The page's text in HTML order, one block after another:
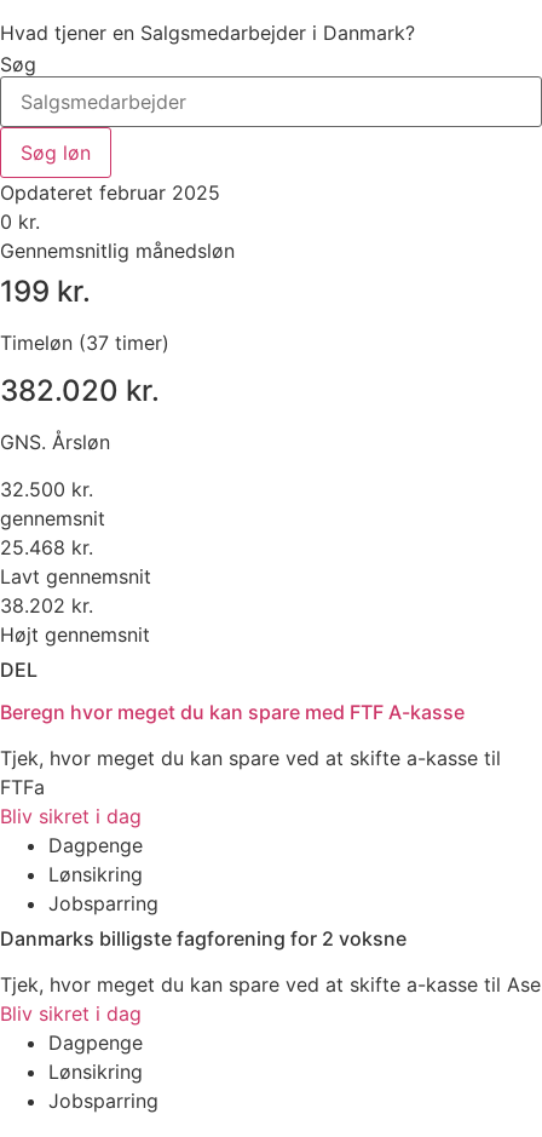
Hvad tjener en Salgsmedarbejder i Danmark?
Søg
Søg løn
Opdateret februar 2025
0 kr.
Gennemsnitlig månedsløn
199 kr.
Timeløn (37 timer)
382.020 kr.
GNS. Årsløn
32.500 kr.
gennemsnit
25.468 kr.
Lavt gennemsnit
38.202 kr.
Højt gennemsnit
DEL
Beregn hvor meget du kan spare med FTF A-kasse
Tjek, hvor meget du kan spare ved at skifte a-kasse til
FTFa
Bliv sikret i dag
Dagpenge
Lønsikring
Jobsparring
Danmarks billigste fagforening for 2 voksne
Tjek, hvor meget du kan spare ved at skifte a-kasse til Ase
Bliv sikret i dag
Dagpenge
Lønsikring
Jobsparring